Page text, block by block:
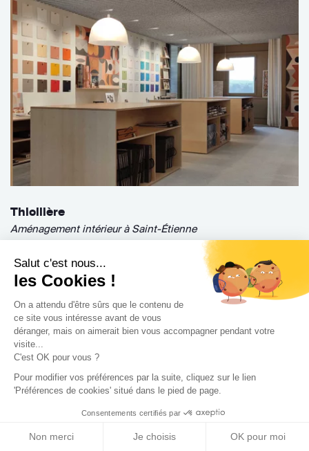
Salut c'est nous...
les Cookies !
On a attendu d'être sûrs que le contenu de
ce site vous intéresse avant de vous
déranger, mais on aimerait bien vous accompagner pendant votre
visite...
C'est OK pour vous ?
Pour modifier vos préférences par la suite, cliquez sur le lien
'Préférences de cookies' situé dans le pied de page.
Consentements certifiés par
Non merci Je choisis OK pour moi
Thiollière
Aménagement intérieur à Saint-Étienne
Type de bien
Commerce
Surface
Maître d'ouvrage
Professionnel
Coût des travaux
« Création du showroom d'un magasin de peinture »